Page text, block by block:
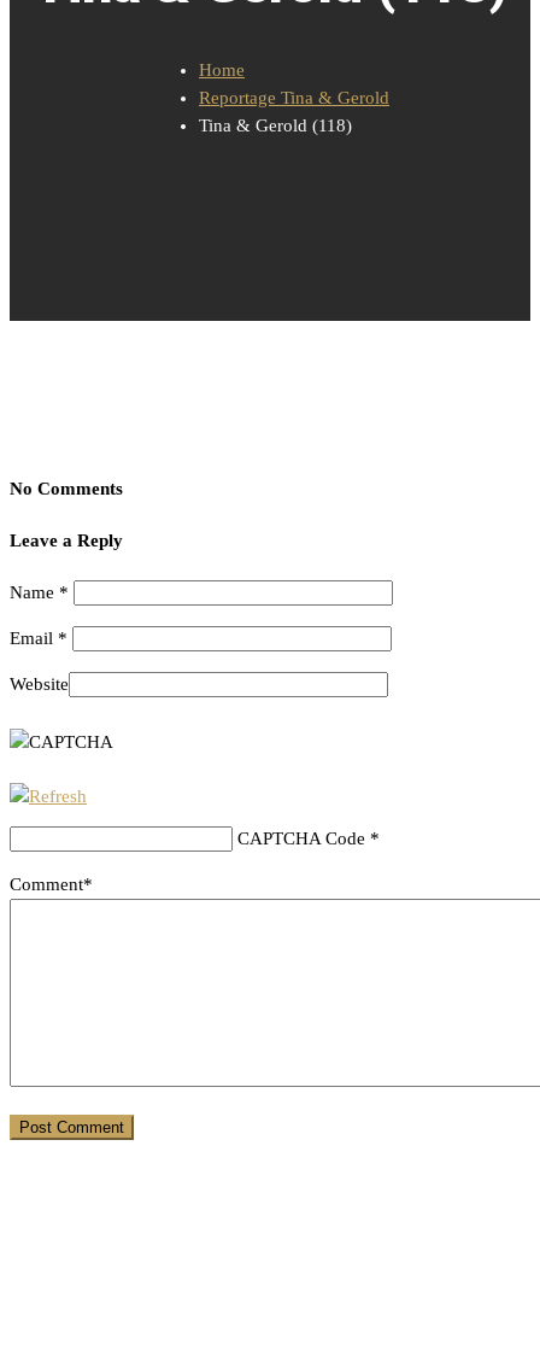
Home
Reportage Tina & Gerold
Tina & Gerold (118)
No Comments
Leave a Reply
Name *
Email *
Website
CAPTCHA Code *
Comment*